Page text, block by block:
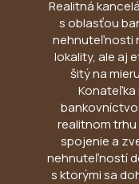
Realitná
s oblasťou
nehnuteľnosti
lokality, ale aj
šitý na
Konateľka
realitnom trhu
spojenie a
nehnuteľností
s ktorými sa